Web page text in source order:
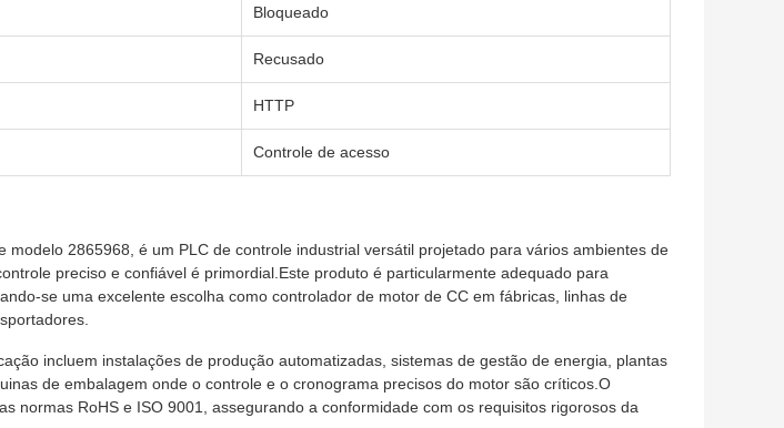
Bloqueado
Recusado
HTTP
Controle de acesso
modelo 2865968, é um PLC de controle industrial versátil projetado para vários ambientes de
preciso e confiável é primordial.Este produto é particularmente adequado para
se uma excelente escolha como controlador de motor de CC em fábricas, linhas de
incluem instalações de produção automatizadas, sistemas de gestão de energia, plantas
de embalagem onde o controle e o cronograma precisos do motor são críticos.O
normas RoHS e ISO 9001, assegurando a conformidade com os requisitos rigorosos da